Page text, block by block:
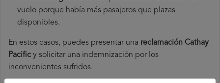
vuelo porque había más pasajeros que plazas
disponibles.
En estos casos, puedes presentar una reclamación Cathay
Pacific​ y solicitar una indemnización por los
inconvenientes sufridos.